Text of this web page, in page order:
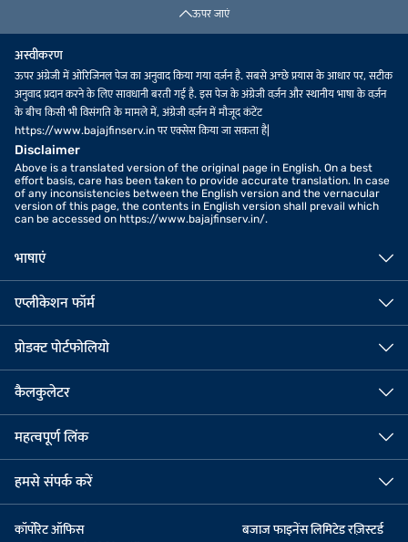
ऊपर जाएं
अस्वीकरण
ऊपर अंग्रेजी में ओरिजिनल पेज का अनुवाद किया गया वर्ज़न है. सबसे अच्छे प्रयास के आधार पर, सटीक
अनुवाद प्रदान करने के लिए सावधानी बरती गई है. इस पेज के अंग्रेजी वर्ज़न और स्थानीय भाषा के वर्ज़न
के बीच किसी भी विसंगति के मामले में, अंग्रेजी वर्ज़न में मौजूद कंटेंट
https://www.bajajfinserv.in पर एक्सेस किया जा सकता है|
Disclaimer
Above is a translated version of the original page in English. On a best
effort basis, care has been taken to provide accurate translation. In case
of any inconsistencies between the English version and the vernacular
version of this page, the contents in English version shall prevail which
can be accessed on https://www.bajajfinserv.in/.
भाषाएं
एप्लीकेशन फॉर्म
प्रोडक्ट पोर्टफोलियो
कैलकुलेटर
महत्वपूर्ण लिंक
हमसे संपर्क करें
कॉर्पोरेट ऑफिस
बजाज फाइनेंस लिमिटेड रज़िस्टर्ड